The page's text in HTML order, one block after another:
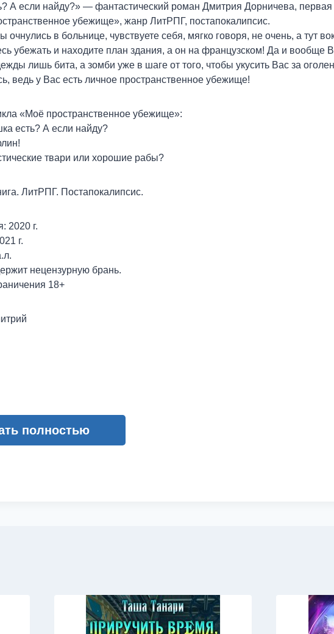
А если найду?» — фантастический роман Дмитрия Дорничева, первая
убежище», жанр ЛитРПГ, постапокалипсис.
очнулись в больнице, чувствуете себя, мягко говоря, не очень, а тут
убежать и находите план здания, а он на французском! Да и вообще
лишь бита, а зомби уже в шаге от того, чтобы укусить Вас за
ведь у Вас есть личное пространственное убежище!
«Моё пространственное убежище»:
есть? А если найду?
твари или хорошие рабы?
ЛитРПГ. Постапокалипсис.
2020 г.
г.
нецензурную брань.
18+
полностью